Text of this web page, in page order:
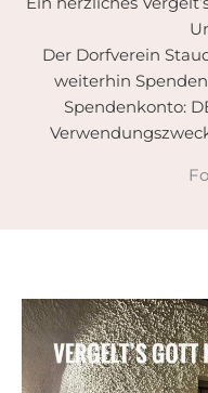
Der Dorfverein
weiterhin
Spendenkonto: